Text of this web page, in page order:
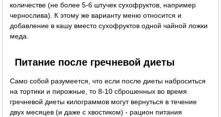
количестве (не более 5-6 штучек сухофруктов, например
чернослива). К этому же варианту меню относится и
добавление в кашу вместо сухофруктов одной чайной ложки
меда.
Питание после гречневой диеты
Само собой разумеется, что если после диеты наброситься
на тортики и пирожные, то 8-10 сброшенных во время
гречневой диеты килограммов могут вернуться в течение
двух месяцев (и даже с хвостиком) - рацион питания